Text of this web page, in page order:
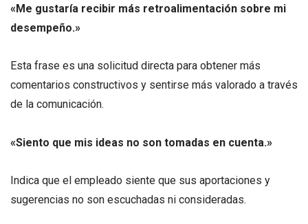
«Me gustaría recibir más retroalimentación sobre mi
desempeño.»
Esta frase es una solicitud directa para obtener más
comentarios constructivos y sentirse más valorado a través
de la comunicación.
«Siento que mis ideas no son tomadas en cuenta.»
Indica que el empleado siente que sus aportaciones y
sugerencias no son escuchadas ni consideradas.